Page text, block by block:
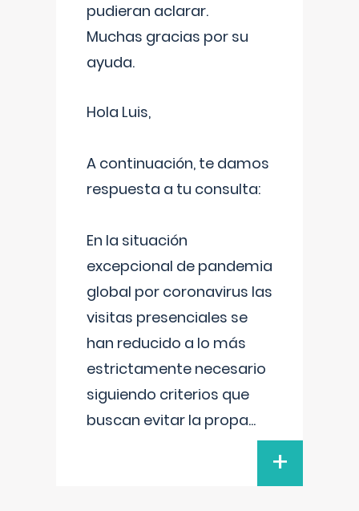
pudieran aclarar.
Muchas gracias por su
ayuda.
Hola Luis,
A continuación, te damos
respuesta a tu consulta:
En la situación
excepcional de pandemia
global por coronavirus las
visitas presenciales se
han reducido a lo más
estrictamente necesario
siguiendo criterios que
buscan evitar la propa...
+